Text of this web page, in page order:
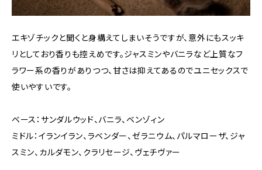
エキゾチックと聞くと身構えてしまいそうですが、意外にもスッキ
リとしており香りも控えめです。ジャスミンやバニラなど上質なフ
ラワー系の香りがありつつ、甘さは抑えてあるのでユニセックスで
使いやすいです。
ベース：サンダルウッド、バニラ、ベンゾィン
ミドル：イランイラン、ラベンダー、ゼラニウム、パルマローザ、ジャ
スミン、カルダモン、クラリセージ、ヴェチヴァー